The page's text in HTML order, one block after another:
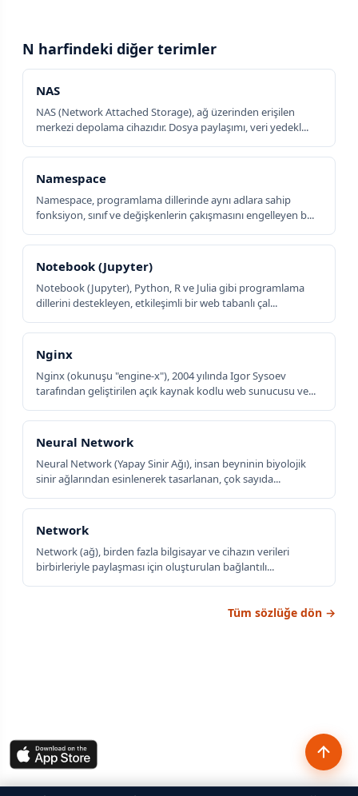
N harfindeki diğer terimler
NAS
NAS (Network Attached Storage), ağ üzerinden erişilen
merkezi depolama cihazıdır. Dosya paylaşımı, veri yedekl...
Namespace
Namespace, programlama dillerinde aynı adlara sahip
fonksiyon, sınıf ve değişkenlerin çakışmasını engelleyen b...
Notebook (Jupyter)
Notebook (Jupyter), Python, R ve Julia gibi programlama
dillerini destekleyen, etkileşimli bir web tabanlı çal...
Nginx
Nginx (okunuşu "engine-x"), 2004 yılında Igor Sysoev
tarafından geliştirilen açık kaynak kodlu web sunucusu ve...
Neural Network
Neural Network (Yapay Sinir Ağı), insan beyninin biyolojik
sinir ağlarından esinlenerek tasarlanan, çok sayıda...
Network
Network (ağ), birden fazla bilgisayar ve cihazın verileri
birbirleriyle paylaşması için oluşturulan bağlantılı...
Tüm sözlüğe dön →